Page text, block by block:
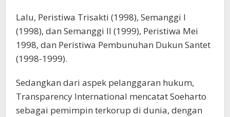
Lalu, Peristiwa Trisakti (1998), Semanggi I
(1998), dan Semanggi II (1999), Peristiwa Mei
1998, dan Peristiwa Pembunuhan Dukun Santet
(1998-1999).
Sedangkan dari aspek pelanggaran hukum,
Transparency International mencatat Soeharto
sebagai pemimpin terkorup di dunia, dengan